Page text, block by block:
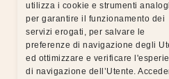
utilizza i cookie e strumenti
per garantire il funzionamento dei
servizi erogati, per salvare le
preferenze di navigazione degli
ed ottimizzare e verificare
di navigazione dell’Utente.
Notti serene con la